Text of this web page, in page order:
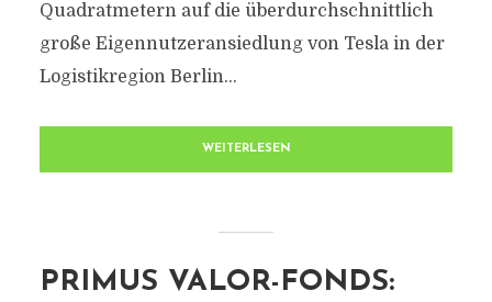
Quadratmetern auf die überdurchschnittlich
große Eigennutzeransiedlung von Tesla in der
Logistikregion Berlin...
WEITERLESEN
PRIMUS VALOR-FONDS: